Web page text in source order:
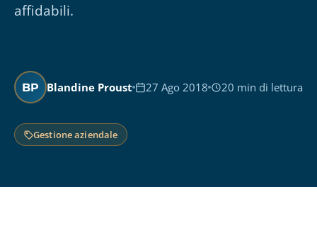
affidabili.
BP Blandine Proust 27 Ago 2018 20 min di lettura
Gestione aziendale